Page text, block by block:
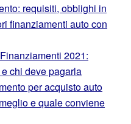
requisiti, obblighi in
finanziamenti auto con
2021:
chi deve pagarla
per acquisto auto
e quale conviene